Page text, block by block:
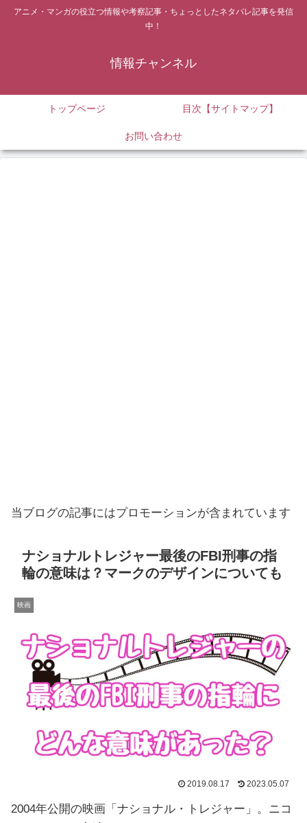
アニメ・マンガの役立つ情報や考察記事・ちょっとしたネタバレ記事を発信
中！
情報チャンネル
トップページ 目次【サイトマップ】
お問い合わせ
当ブログの記事にはプロモーションが含まれています
ナショナルトレジャー最後のFBI刑事の指
輪の意味は？マークのデザインについても
映画
2019.08.17 2023.05.07
2004年公開の映画「ナショナル・トレジャー」。ニコ